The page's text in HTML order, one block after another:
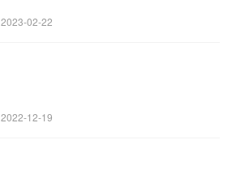
2023-02-22
2022-12-19